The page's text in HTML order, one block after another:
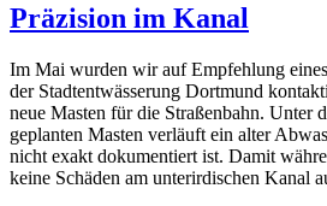
Präzision im Kanal
Im Mai wurden wir auf Empfehlung
der Stadtentwässerung Dortmund
neue Masten für die Straßenbahn. Unter
geplanten Masten verläuft ein alter
nicht exakt dokumentiert ist. Damit
keine Schäden am unterirdischen Kanal